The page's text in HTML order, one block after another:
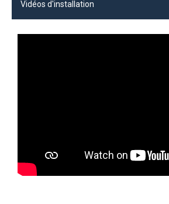
Vidéos d'installation